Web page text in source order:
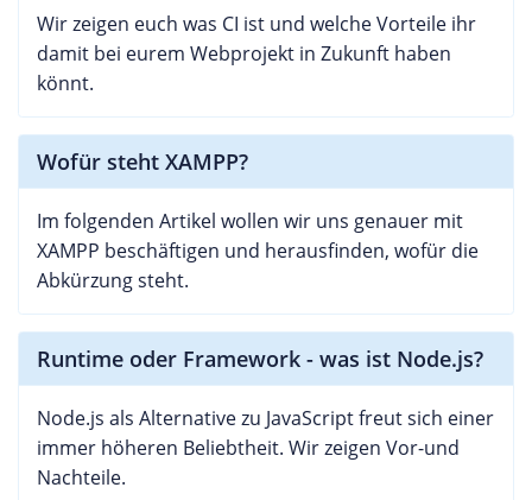
Wir zeigen euch was CI ist und welche Vorteile ihr
damit bei eurem Webprojekt in Zukunft haben
könnt.
Wofür steht XAMPP?
Im folgenden Artikel wollen wir uns genauer mit
XAMPP beschäftigen und herausfinden, wofür die
Abkürzung steht.
Runtime oder Framework - was ist Node.js?
Node.js als Alternative zu JavaScript freut sich einer
immer höheren Beliebtheit. Wir zeigen Vor-und
Nachteile.